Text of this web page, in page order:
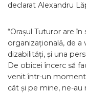
declarat Alexandru
“Orașul Tuturor are
organizațională, de a
dizabilități, și una
De obicei încerc să
venit într-un
cât și pe mine, ne-